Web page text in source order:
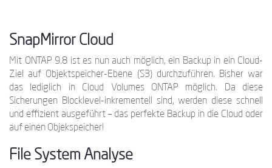
SnapMirror Cloud
Mit ONTAP 9.8 ist es nun auch möglich, ein Backup in ein Cloud-
Ziel auf Objektspeicher-Ebene (S3) durchzuführen. Bisher war
das lediglich in Cloud Volumes ONTAP möglich. Da diese
Sicherungen Blocklevel-inkrementell sind, werden diese schnell
und effizient ausgeführt – das perfekte Backup in die Cloud oder
auf einen Objekspeicher!
File System Analyse